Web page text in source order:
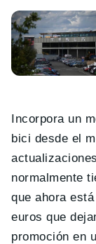
Incorpora un
bici desde el
normalmente
que ahora
euros que
promoción en